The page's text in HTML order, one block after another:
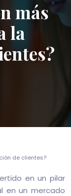
más
la
de clientes?
en un pilar
en un mercado